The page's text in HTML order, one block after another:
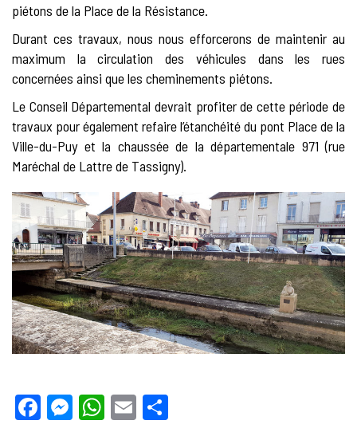
piétons de la Place de la Résistance.
Durant ces travaux, nous nous efforcerons de maintenir au
maximum la circulation des véhicules dans les rues
concernées ainsi que les cheminements piétons.
Le Conseil Départemental devrait profiter de cette période de
travaux pour également refaire l’étanchéité du pont Place de la
Ville-du-Puy et la chaussée de la départementale 971 (rue
Maréchal de Lattre de Tassigny).
Facebook
Messenger
WhatsApp
Email